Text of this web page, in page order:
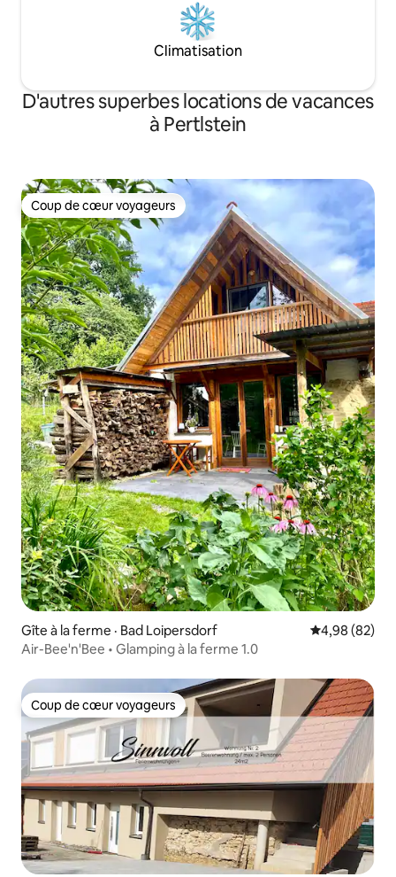
Climatisation
D'autres superbes locations de vacances
à Pertlstein
Coup de cœur voyageurs
Coup de cœur voyageurs
Gîte à la ferme · Bad Loipersdorf Note
4,98 (82)
Air-Bee'n'Bee • Glamping à la ferme 1.0
Coup de cœur voyageurs
Coup de cœur voyageurs